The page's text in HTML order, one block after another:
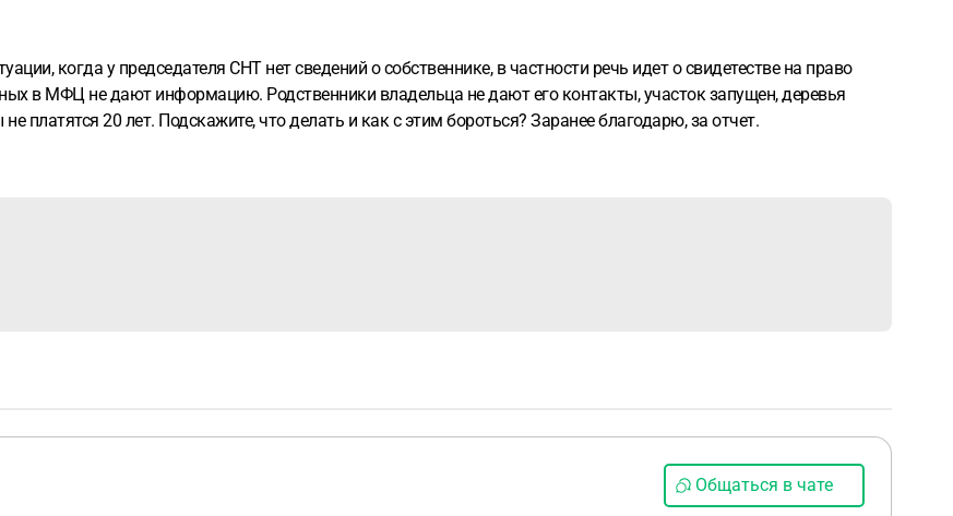
когда у председателя СНТ нет сведений о собственнике, в частности речь идет о свидетестве на право
в МФЦ не дают информацию. Родственники владельца не дают его контакты, участок запущен, деревья
платятся 20 лет. Подскажите, что делать и как с этим бороться? Заранее благодарю, за отчет.
Общаться в чате